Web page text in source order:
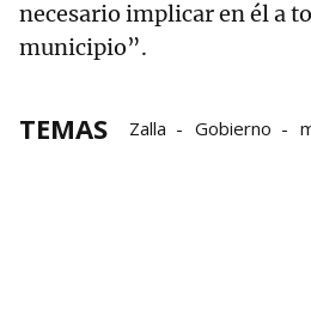
necesario implicar en él a
municipio”.
TEMAS Zalla Gobierno